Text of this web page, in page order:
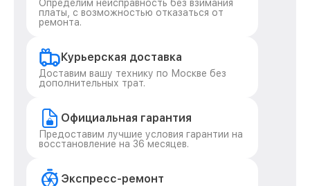
Определим неисправность без взимания
платы, с возможностью отказаться от
ремонта.
Курьерская доставка
Доставим вашу технику по Москве без
дополнительных трат.
Официальная гарантия
Предоставим лучшие условия гарантии на
восстановление на 36 месяцев.
Экспресс-ремонт